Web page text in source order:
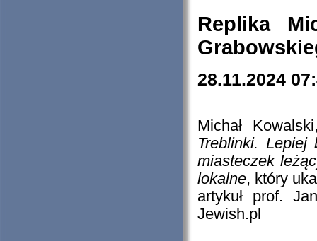
Replika
28.11.2024
Michał
Treblinki. Lepiej
miasteczek
lokalne, który
artykuł prof.
Jewish.pl